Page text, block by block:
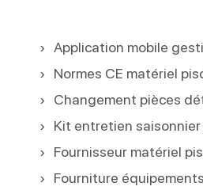
Application mobile
Normes CE matériel
Changement pièces
Kit entretien saisonnier
Fournisseur matériel
Fourniture